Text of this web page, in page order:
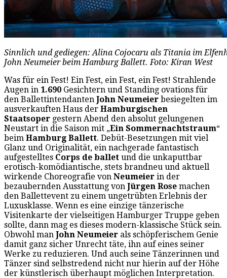
Sinnlich und gediegen: Alina Cojocaru als Titania im
John Neumeier beim Hamburg Ballett. Foto: Kiran West
Was für ein Fest! Ein Fest, ein Fest, ein Fest! Strahlende
Augen in 1.690 Gesichtern und Standing ovations für
den Ballettintendanten John Neumeier besiegelten im
ausverkauften Haus der Hamburgischen
Staatsoper gestern Abend den absolut gelungenen
Neustart in die Saison mit „Ein Sommernachtstraum“
beim Hamburg Ballett. Debüt-Besetzungen mit viel
Glanz und Originalität, ein nachgerade fantastisch
aufgestelltes Corps de ballet und die unkaputtbar
erotisch-komödiantische, stets brandneu und aktuell
wirkende Choreografie von Neumeier in der
bezaubernden Ausstattung von Jürgen Rose machen
den Ballettevent zu einem ungetrübten Erlebnis der
Luxusklasse. Wenn es eine einzige tänzerische
Visitenkarte der vielseitigen Hamburger Truppe geben
sollte, dann mag es dieses modern-klassische Stück sein.
Obwohl man John Neumeier als schöpferischem Genie
damit ganz sicher Unrecht täte, ihn auf eines seiner
Werke zu reduzieren. Und auch seine Tänzerinnen und
Tänzer sind selbstredend nicht nur hierin auf der Höhe
der künstlerisch überhaupt möglichen Interpretation.